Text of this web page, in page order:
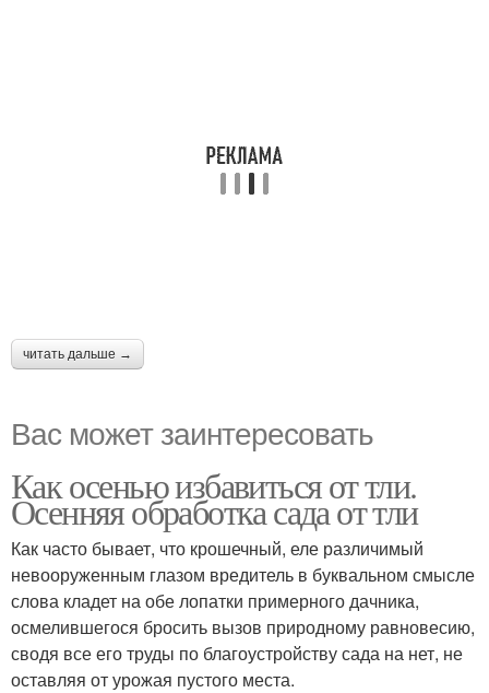
читать дальше →
Вас может заинтересовать
Как осенью избавиться от тли.
Осенняя обработка сада от тли
Как часто бывает, что крошечный, еле различимый
невооруженным глазом вредитель в буквальном смысле
слова кладет на обе лопатки примерного дачника,
осмелившегося бросить вызов природному равновесию,
сводя все его труды по благоустройству сада на нет, не
оставляя от урожая пустого места.